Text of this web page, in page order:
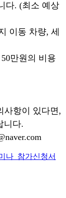
다. (최소 예상
이동 차량, 세
만원의 비용
사항이 있다면,
니다.
나_참가신청서